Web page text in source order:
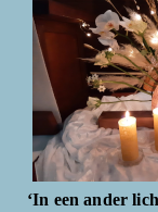
‘In een ander